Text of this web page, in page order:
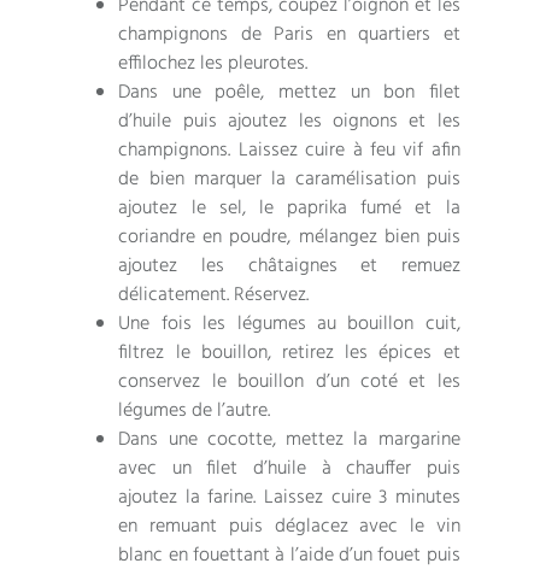
Pendant ce temps, coupez l’oignon et les
champignons de Paris en quartiers et
effilochez les pleurotes.
Dans une poêle, mettez un bon filet
d’huile puis ajoutez les oignons et les
champignons. Laissez cuire à feu vif afin
de bien marquer la caramélisation puis
ajoutez le sel, le paprika fumé et la
coriandre en poudre, mélangez bien puis
ajoutez les châtaignes et remuez
délicatement. Réservez.
Une fois les légumes au bouillon cuit,
filtrez le bouillon, retirez les épices et
conservez le bouillon d’un coté et les
légumes de l’autre.
Dans une cocotte, mettez la margarine
avec un filet d’huile à chauffer puis
ajoutez la farine. Laissez cuire 3 minutes
en remuant puis déglacez avec le vin
blanc en fouettant à l’aide d’un fouet puis